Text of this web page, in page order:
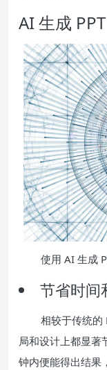
AI 生成
使用 AI 生成
节省时间
相较于传统的
局和设计上都显著
钟内便能得出结果